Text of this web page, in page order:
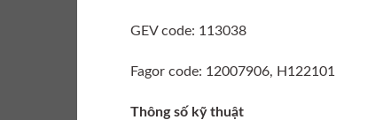
GEV code: 113038
Fagor code: 12007906, H122101
Thông số kỹ thuật